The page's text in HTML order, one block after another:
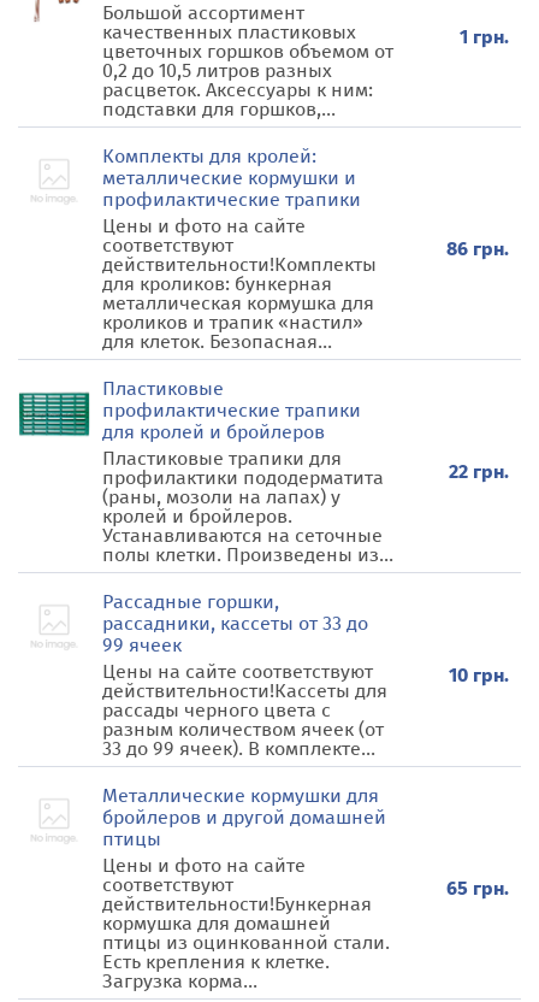
Большой ассортимент
качественных пластиковых
цветочных горшков объемом от
0,2 до 10,5 литров разных
расцветок. Аксессуары к ним:
подставки для горшков,...
1 грн.
Комплекты для кролей:
металлические кормушки и
профилактические трапики
Цены и фото на сайте
соответствуют
действительности!Комплекты
для кроликов: бункерная
металлическая кормушка для
кроликов и трапик «настил»
для клеток. Безопасная...
86 грн.
Пластиковые
профилактические трапики
для кролей и бройлеров
Пластиковые трапики для
профилактики пододерматита
(раны, мозоли на лапах) у
кролей и бройлеров.
Устанавливаются на сеточные
полы клетки. Произведены из...
22 грн.
Рассадные горшки,
рассадники, кассеты от 33 до
99 ячеек
Цены на сайте соответствуют
действительности!Кассеты для
рассады черного цвета с
разным количеством ячеек (от
33 до 99 ячеек). В комплекте...
10 грн.
Металлические кормушки для
бройлеров и другой домашней
птицы
Цены и фото на сайте
соответствуют
действительности!Бункерная
кормушка для домашней
птицы из оцинкованной стали.
Есть крепления к клетке.
Загрузка корма...
65 грн.